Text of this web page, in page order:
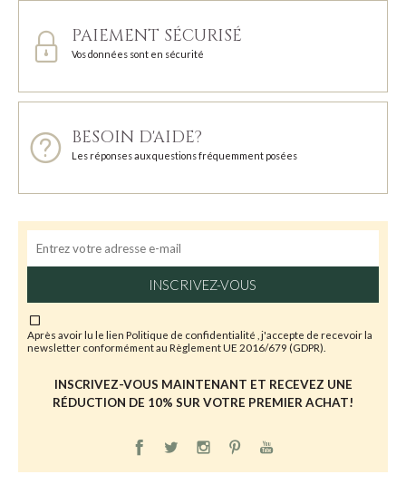
PAIEMENT SÉCURISÉ
Vos données sont en sécurité
BESOIN D'AIDE?
Les réponses aux questions fréquemment posées
INSCRIVEZ-VOUS
Après avoir lu le lien Politique de confidentialité , j'accepte de recevoir la
newsletter conformément au Règlement UE 2016/679 (GDPR).
INSCRIVEZ-VOUS MAINTENANT ET RECEVEZ UNE
RÉDUCTION DE 10% SUR VOTRE PREMIER ACHAT!